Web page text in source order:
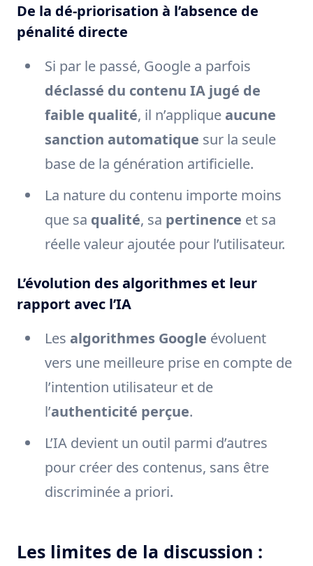
De la dé-priorisation à l’absence de
pénalité directe
Si par le passé, Google a parfois
déclassé du contenu IA jugé de
faible qualité, il n’applique aucune
sanction automatique sur la seule
base de la génération artificielle.
La nature du contenu importe moins
que sa qualité, sa pertinence et sa
réelle valeur ajoutée pour l’utilisateur.
L’évolution des algorithmes et leur
rapport avec l’IA
Les algorithmes Google évoluent
vers une meilleure prise en compte de
l’intention utilisateur et de
l’authenticité perçue.
L’IA devient un outil parmi d’autres
pour créer des contenus, sans être
discriminée a priori.
Les limites de la discussion :